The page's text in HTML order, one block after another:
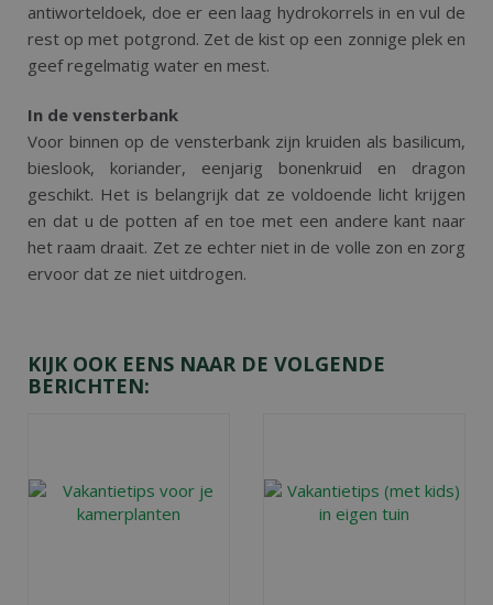
antiworteldoek, doe er een laag hydrokorrels in en vul de
rest op met potgrond. Zet de kist op een zonnige plek en
geef regelmatig water en mest.
In de vensterbank
Voor binnen op de vensterbank zijn kruiden als basilicum,
bieslook, koriander, eenjarig bonenkruid en dragon
geschikt. Het is belangrijk dat ze voldoende licht krijgen
en dat u de potten af en toe met een andere kant naar
het raam draait. Zet ze echter niet in de volle zon en zorg
ervoor dat ze niet uitdrogen.
KIJK OOK EENS NAAR DE VOLGENDE
BERICHTEN: